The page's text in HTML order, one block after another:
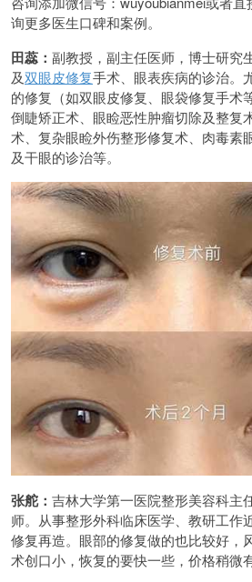
询更多医生口碑和案例。
田蕊： 副教授，副主任医师，博士研究
及双眼皮修复手术、眼表疾病的诊治。
的修复（如双眼皮修复、眼袋修复手术
倒睫矫正术、眼睑恶性肿瘤切除及整复
术、复杂眼睑外伤整形修复术、肉毒素
及干眼的诊治等。
张舵： 吉林大学第一医院整形美容科主
师。从事整形外科临床医学、教研工作
修复再造。眼部的修复做的也比较好，
术创口小，恢复的要快一些，价格稍微